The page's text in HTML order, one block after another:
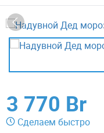
3 770 Br
Сделаем быстро